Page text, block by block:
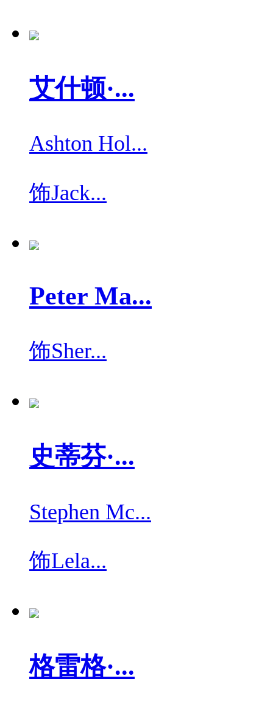
艾什顿·...
Ashton Hol...
饰Jack...
Peter Ma...
饰Sher...
史蒂芬·...
Stephen Mc...
饰Lela...
格雷格·...